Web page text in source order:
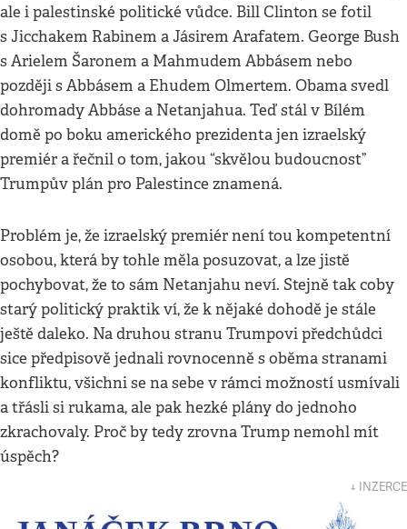
ale i palestinské politické vůdce. Bill Clinton se fotil
s Jicchakem Rabinem a Jásirem Arafatem. George Bush
s Arielem Šaronem a Mahmudem Abbásem nebo
později s Abbásem a Ehudem Olmertem. Obama svedl
dohromady Abbáse a Netanjahua. Teď stál v Bílém
domě po boku amerického prezidenta jen izraelský
premiér a řečnil o tom, jakou “skvělou budoucnost”
Trumpův plán pro Palestince znamená.
Problém je, že izraelský premiér není tou kompetentní
osobou, která by tohle měla posuzovat, a lze jistě
pochybovat, že to sám Netanjahu neví. Stejně tak coby
starý politický praktik ví, že k nějaké dohodě je stále
ještě daleko. Na druhou stranu Trumpovi předchůdci
sice předpisově jednali rovnocenně s oběma stranami
konfliktu, všichni se na sebe v rámci možností usmívali
a třásli si rukama, ale pak hezké plány do jednoho
zkrachovaly. Proč by tedy zrovna Trump nemohl mít
úspěch?
↓ INZERCE